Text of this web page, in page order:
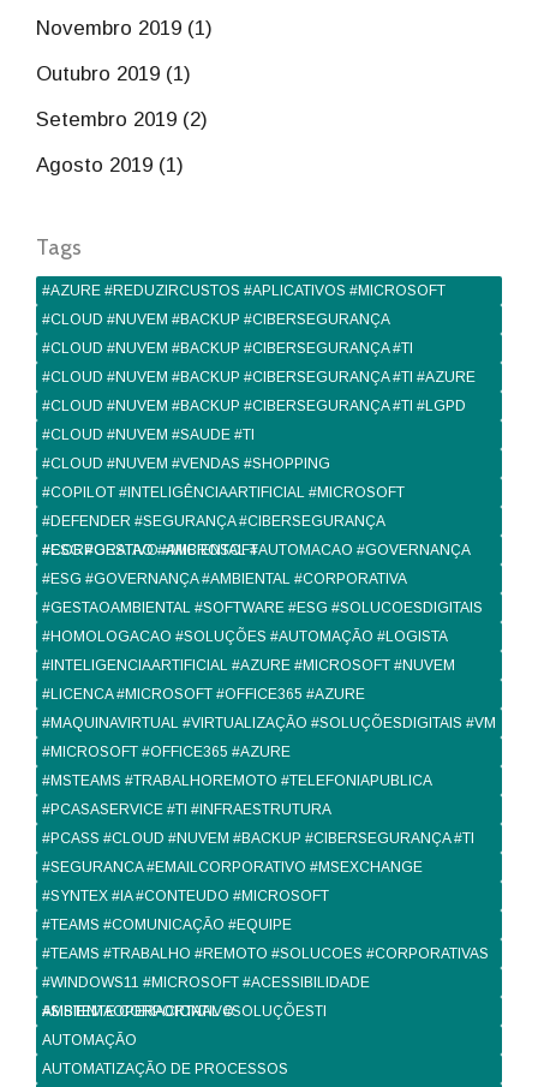
Novembro 2019 (1)
Outubro 2019 (1)
Setembro 2019 (2)
Agosto 2019 (1)
Tags
#AZURE #REDUZIRCUSTOS #APLICATIVOS #MICROSOFT
#CLOUD #NUVEM #BACKUP #CIBERSEGURANÇA
#CLOUD #NUVEM #BACKUP #CIBERSEGURANÇA #TI
#CLOUD #NUVEM #BACKUP #CIBERSEGURANÇA #TI #AZURE
#CLOUD #NUVEM #BACKUP #CIBERSEGURANÇA #TI #LGPD
#CLOUD #NUVEM #SAUDE #TI
#CLOUD #NUVEM #VENDAS #SHOPPING
#COPILOT #INTELIGÊNCIAARTIFICIAL #MICROSOFT
#DEFENDER #SEGURANÇA #CIBERSEGURANÇA
#CORPORATIVO #MICROSOFT
#ESG #GESTAO #AMBIENTAL #AUTOMACAO #GOVERNANÇA
#ESG #GOVERNANÇA #AMBIENTAL #CORPORATIVA
#GESTAOAMBIENTAL #SOFTWARE #ESG #SOLUCOESDIGITAIS
#HOMOLOGACAO #SOLUÇÕES #AUTOMAÇÃO #LOGISTA
#INTELIGENCIAARTIFICIAL #AZURE #MICROSOFT #NUVEM
#LICENCA #MICROSOFT #OFFICE365 #AZURE
#MAQUINAVIRTUAL #VIRTUALIZAÇÃO #SOLUÇÕESDIGITAIS #VM
#MICROSOFT #OFFICE365 #AZURE
#MSTEAMS #TRABALHOREMOTO #TELEFONIAPUBLICA
#PCASASERVICE #TI #INFRAESTRUTURA
#PCASS #CLOUD #NUVEM #BACKUP #CIBERSEGURANÇA #TI
#SEGURANCA #EMAILCORPORATIVO #MSEXCHANGE
#SYNTEX #IA #CONTEUDO #MICROSOFT
#TEAMS #COMUNICAÇÃO #EQUIPE
#TEAMS #TRABALHO #REMOTO #SOLUCOES #CORPORATIVAS
#WINDOWS11 #MICROSOFT #ACESSIBILIDADE
#SISTEMAOPERACIONAL #SOLUÇÕESTI
AMBIENTE CORPORTATIVO
AUTOMAÇÃO
AUTOMATIZAÇÃO DE PROCESSOS